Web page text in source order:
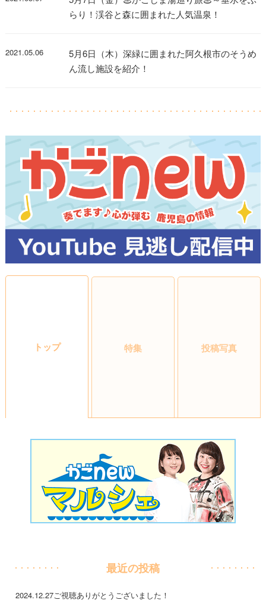
らり！渓谷と森に囲まれた人気温泉！
2021.05.06
5月6日（木）深緑に囲まれた阿久根市のそうめ
ん流し施設を紹介！
トップ 特集 投稿写真
最近の投稿
2024.12.27ご視聴ありがとうございました！